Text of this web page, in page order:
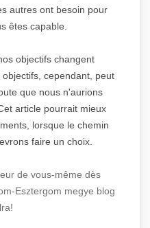
autres ont besoin pour
êtes capable.
objectifs changent
cependant, peut
que nous n'aurions
article pourrait mieux
lorsque le chemin
faire un choix.
de vous-même dès
Esztergom megye blog